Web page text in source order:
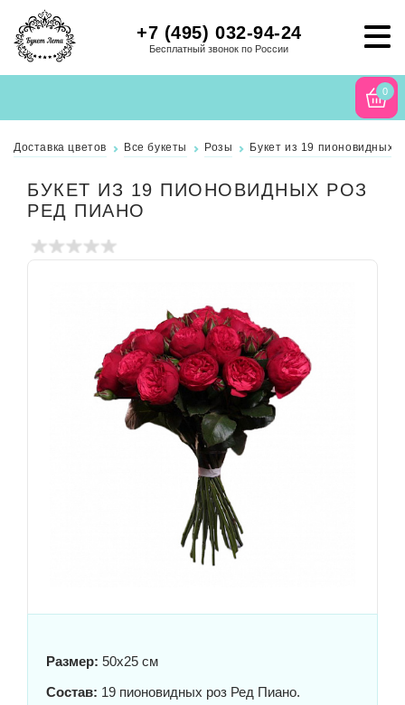
+7 (495) 032-94-24
Бесплатный звонок по России
0
Доставка цветов Все букеты Розы Букет из 19 пионовидных
БУКЕТ ИЗ 19 ПИОНОВИДНЫХ РОЗ
РЕД ПИАНО
Размер: 50x25 см
Состав: 19 пионовидных роз Ред Пиано.